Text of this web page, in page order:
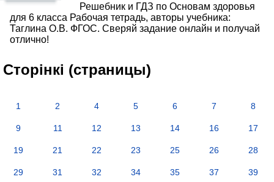
Решебник и ГДЗ по Основам здоровья
для 6 класса Рабочая тетрадь, авторы учебника:
Таглина О.В. ФГОС. Сверяй задание онлайн и получай
отлично!
Сторінкі (страницы)
1 2 4 5 6 7 8
9 11 12 13 14 16 17
19 21 22 23 25 26 28
29 31 32 34 35 37 39